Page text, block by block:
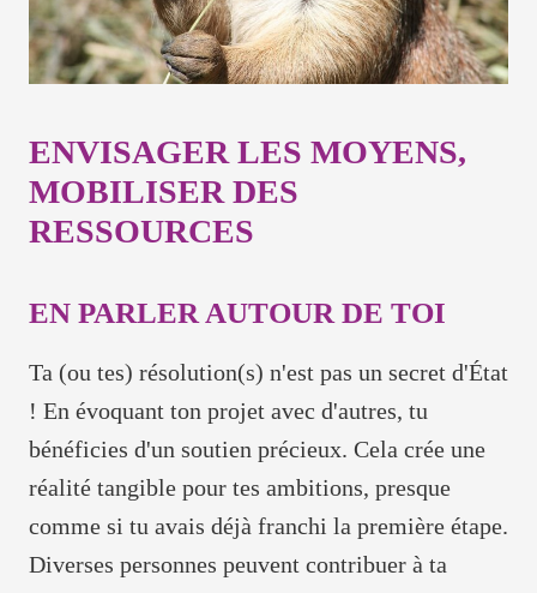
ENVISAGER LES MOYENS,
MOBILISER DES
RESSOURCES
EN PARLER AUTOUR DE TOI
Ta (ou tes) résolution(s) n'est pas un secret d'État
! En évoquant ton projet avec d'autres, tu
bénéficies d'un soutien précieux. Cela crée une
réalité tangible pour tes ambitions, presque
comme si tu avais déjà franchi la première étape.
Diverses personnes peuvent contribuer à ta